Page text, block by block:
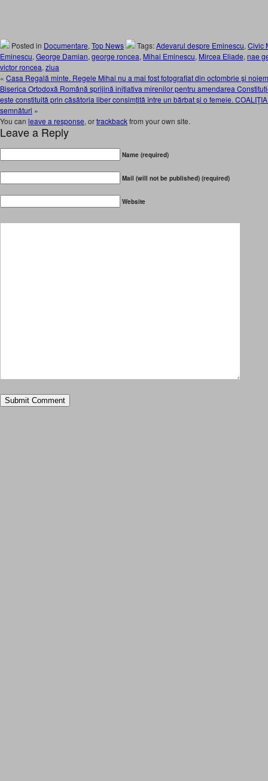
Posted in Documentare, Top News Tags:Adevarul despre Eminescu, Civic
Eminescu, George Damian, george roncea, Mihai Eminescu, Mircea Eliade, nae
victor roncea, ziua
« Casa Regală minte. Regele Mihai nu a mai fost fotografiat din octombrie şi
Biserica Ortodoxă Română sprijină inițiativa mirenilor pentru amendarea
este constituită prin căsătoria liber consimțită între un bărbat și o femeie.
semnături »
You can leave a response, ortrackbackfrom your own site.
Leave a Reply
Name (required)
Mail (will not be published) (required)
Website